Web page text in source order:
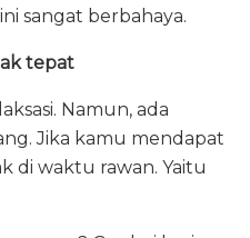
sangat berbahaya.
tepat
Namun, ada
Jika kamu mendapat
di waktu rawan. Yaitu